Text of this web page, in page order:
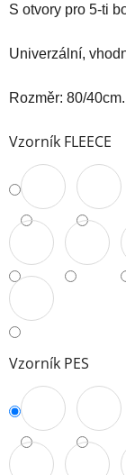
S otvory pro 5-ti
Univerzální,
Rozměr: 80/40cm.
Vzorník FLEECE
Vzorník PES